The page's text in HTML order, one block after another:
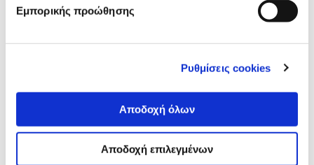
Εμπορικής προώθησης
Ρυθμίσεις cookies
Αποδοχή όλων
Αποδοχή επιλεγμένων
τέτοιες συγκεντρώσεις, ιδίως όταν δεν υπάρχει
βελτίωσης: πρέπει να προσπαθήσουμε να δώσουμε
τη συμμετοχή προσκεκλημένων από κάθε γωνιά του
κόσμου. Επιπλέον, όταν επενδύονται σημαντικοί
οικονομικοί πόροι, πρέπει να σχεδιάζουμε
προσεκτικά τις εκδηλώσεις, ώστε να μεγιστοποιούμε